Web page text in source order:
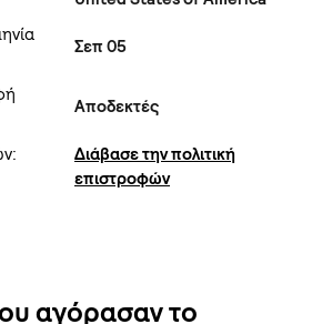
Σεπ 05
Αποδεκτές
Διάβασε την πολιτική
επιστροφών
αγόρασαν το